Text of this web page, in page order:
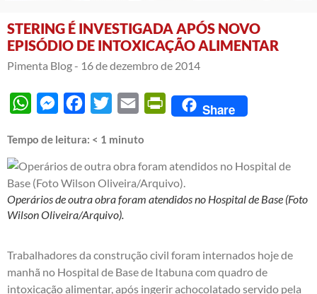
STERING É INVESTIGADA APÓS NOVO
EPISÓDIO DE INTOXICAÇÃO ALIMENTAR
Pimenta Blog - 16 de dezembro de 2014
WhatsAppMessengerFacebook
Twitter Email PrintFriendly
Share
Tempo de leitura: < 1 minuto
Operários de outra obra foram atendidos no Hospital de Base (Foto
Wilson Oliveira/Arquivo).
Trabalhadores da construção civil foram internados hoje de
manhã no Hospital de Base de Itabuna com quadro de
intoxicação alimentar, após ingerir achocolatado servido pela